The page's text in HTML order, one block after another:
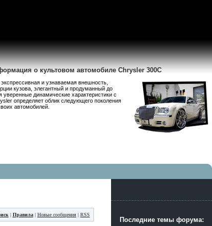
о культовом автомобиле Chrysler 300C
и узнаваемая внешность,
кузова, элегантный и продуманный до
уверенные динамические характеристики с
определяет облик следующего поколения
автомобилей.
| Правила| Новые сообщения| RSS
Последние темы форума: